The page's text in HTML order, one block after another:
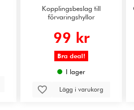
Kopplingsbeslag till
förvaringshyllor
99 kr
Bra deal!
I lager
Lägg i varukorg